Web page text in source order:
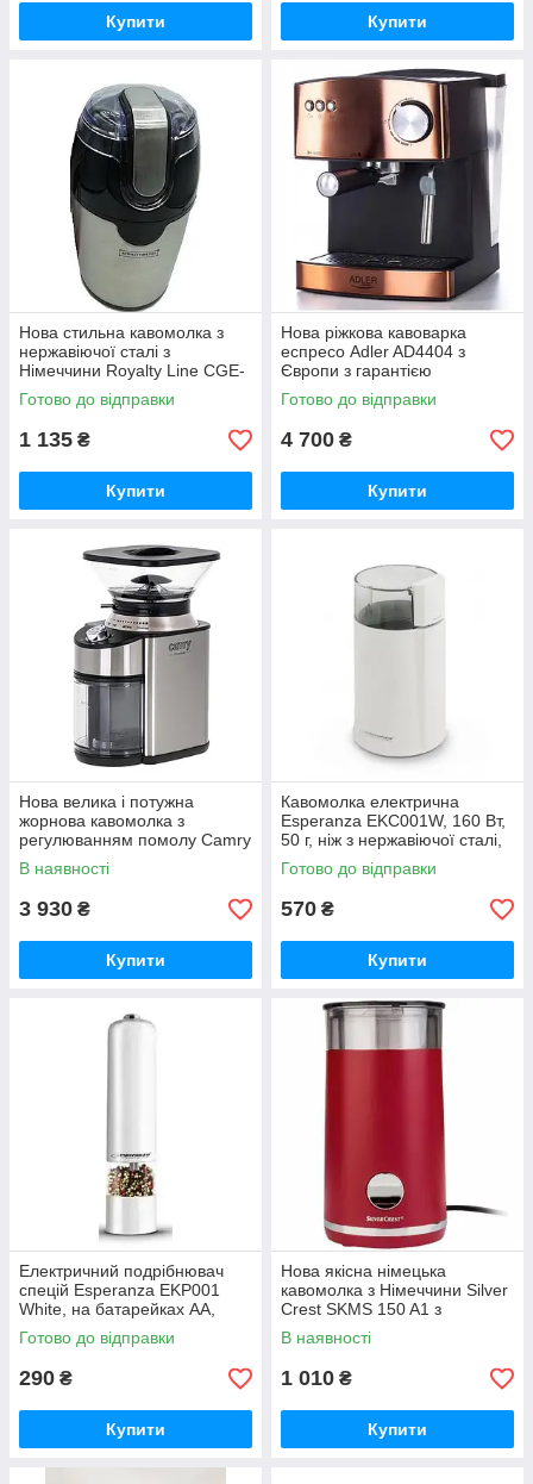
Купити Купити
Нова стильна кавомолка з
нержавіючої сталі з
Німеччини Royalty Line CGE-
200.4 з гарантією
Готово до відправки
1 135 ₴
Купити
Нова ріжкова кавоварка
еспресо Adler AD4404 з
Європи з гарантією
Готово до відправки
4 700 ₴
Купити
Нова велика і потужна
жорнова кавомолка з
регулюванням помолу Camry
CR 4443 з Європи з
гарантією
В наявності
3 930 ₴
Купити
Кавомолка електрична
Esperanza EKC001W, 160 Вт,
50 г, ніж з нержавіючої сталі,
імпульсний режим
Готово до відправки
570 ₴
Купити
Електричний подрібнювач
спецій Esperanza EKP001
White, на батарейках AA,
автоматичний млинок для
перцю та солі, LED
Готово до відправки
290 ₴
Купити
Нова якісна німецька
кавомолка з Німеччини Silver
Crest SKMS 150 A1 з
гарантією
В наявності
1 010 ₴
Купити